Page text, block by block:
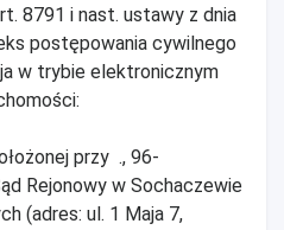
8791 i nast. ustawy z dnia
postępowania cywilnego
w trybie elektronicznym
przy ., 96-
Rejonowy w Sochaczewie
(adres: ul. 1 Maja 7,